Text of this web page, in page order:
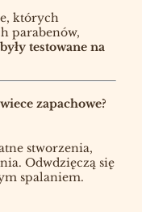
których
parabenów,
testowane na
zapachowe?
stworzenia,
Odwdzięczą się
spalaniem.